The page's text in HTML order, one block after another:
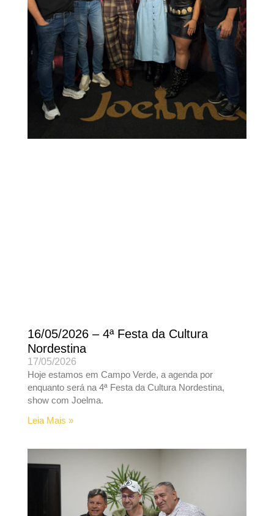
16/05/2026 – 4ª Festa da Cultura
Nordestina
17/05/2026
Hoje estamos em Campo Verde, a agenda por
enquanto será na 4ª Festa da Cultura Nordestina,
show com Joelma.
Leia Mais »